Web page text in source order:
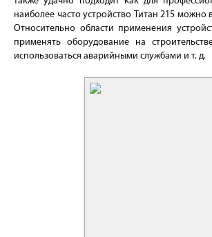
наиболее часто устройство Титан 215
Относительно области применения
применять оборудование на
использоваться аварийными службами и т. д.